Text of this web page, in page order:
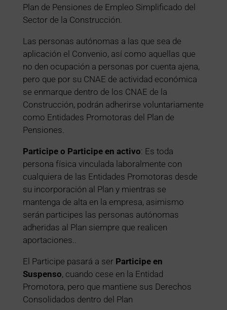
Plan de Pensiones de Empleo Simplificado del
Sector de la Construcción.
Las personas autónomas a las que sea de
aplicación el Convenio, así como aquellas que
no den ocupación a personas por cuenta ajena,
pero que por su CNAE de actividad económica
se enmarque dentro de los CNAE de la
Construcción, podrán adherirse voluntariamente
como Entidades Promotoras del Plan de
Pensiones.
Participe o Participe en activo: Es toda
persona física vinculada laboralmente con
cualquiera de las Entidades Promotoras desde
su incorporación al Plan y mientras se
mantenga de alta en la empresa, asimismo
serán participes las personas autónomas
adheridas al Plan siempre que realicen
aportaciones..
El Participe pasará a ser Participe en
Suspenso, cuando cese en la Entidad
Promotora, pero que mantiene sus Derechos
Consolidados dentro del Plan